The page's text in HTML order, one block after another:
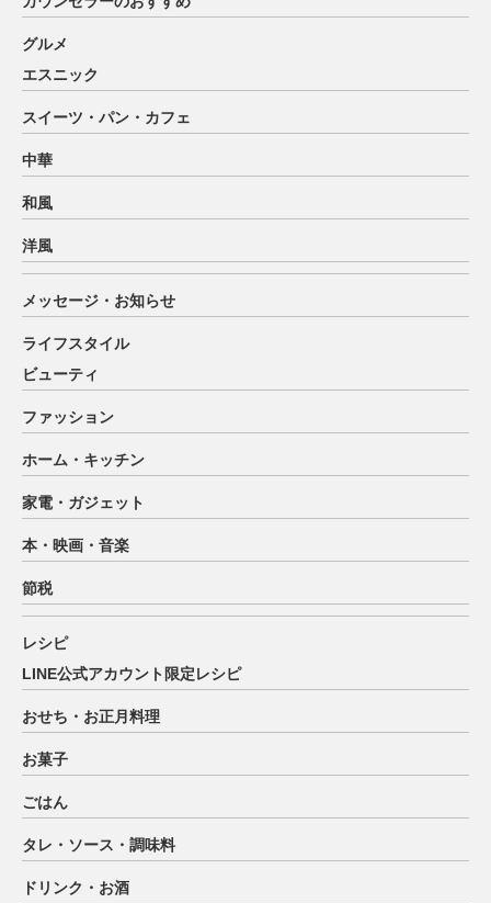
グルメ
エスニック
スイーツ・パン・カフェ
中華
和風
洋風
メッセージ・お知らせ
ライフスタイル
ビューティ
ファッション
ホーム・キッチン
家電・ガジェット
本・映画・音楽
節税
レシピ
LINE公式アカウント限定レシピ
おせち・お正月料理
お菓子
ごはん
タレ・ソース・調味料
ドリンク・お酒